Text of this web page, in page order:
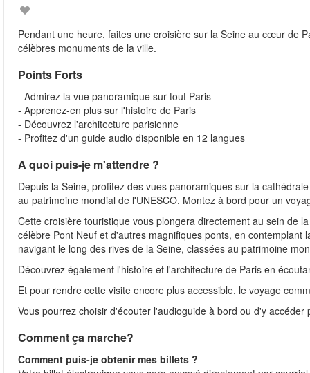
Pendant une heure, faites une croisière sur la Seine au cœur de
célèbres monuments de la ville.
Points Forts
- Admirez la vue panoramique sur tout Paris
- Apprenez-en plus sur l'histoire de Paris
- Découvrez l'architecture parisienne
- Profitez d'un guide audio disponible en 12 langues
A quoi puis-je m'attendre ?
Depuis la Seine, profitez des vues panoramiques sur la
au patrimoine mondial de l'UNESCO. Montez à bord pour un
Cette croisière touristique vous plongera directement au sein de
célèbre Pont Neuf et d'autres magnifiques ponts, en
navigant le long des rives de la Seine, classées au patrimoine
Découvrez également l'histoire et l'architecture de Paris en
Et pour rendre cette visite encore plus accessible, le voyage
Vous pourrez choisir d'écouter l'audioguide à bord ou d'y
Comment ça marche?
Comment puis-je obtenir mes billets ?